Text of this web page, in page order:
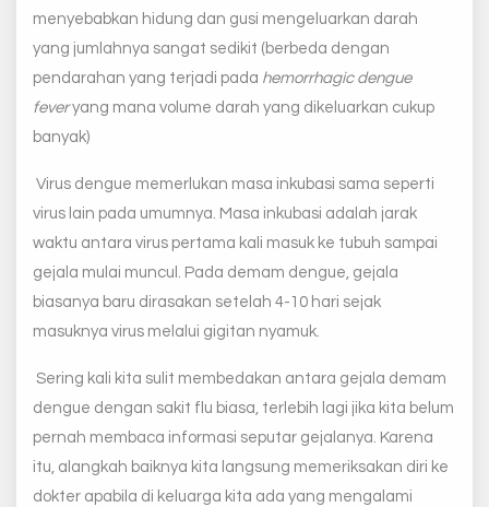
menyebabkan hidung dan gusi mengeluarkan darah
yang jumlahnya sangat sedikit (berbeda dengan
pendarahan yang terjadi pada hemorrhagic dengue
feveryang mana volume darah yang dikeluarkan cukup
banyak)
Virus dengue memerlukan masa inkubasi sama seperti
virus lain pada umumnya. Masa inkubasi adalah jarak
waktu antara virus pertama kali masuk ke tubuh sampai
gejala mulai muncul. Pada demam dengue, gejala
biasanya baru dirasakan setelah 4-10 hari sejak
masuknya virus melalui gigitan nyamuk.
Sering kali kita sulit membedakan antara gejala demam
dengue dengan sakit flu biasa, terlebih lagi jika kita belum
pernah membaca informasi seputar gejalanya. Karena
itu, alangkah baiknya kita langsung memeriksakan diri ke
dokter apabila di keluarga kita ada yang mengalami